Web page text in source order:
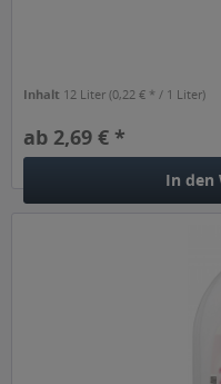
Inhalt 12 Liter(0,22 € * / 1 Liter)
ab 2,69 € *
In den